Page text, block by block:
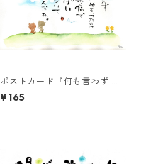
ポストカード『何も言わず 足
並みがそろってたのは』
¥165